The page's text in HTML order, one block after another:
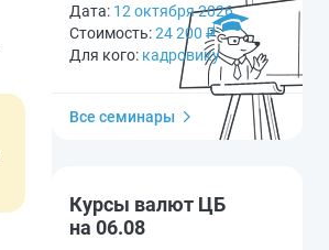
Дата: 12 октября 2026
Стоимость:24 200 ₽
Для кого: кадровику
Все семинары
Курсы валют ЦБ
на 06.08